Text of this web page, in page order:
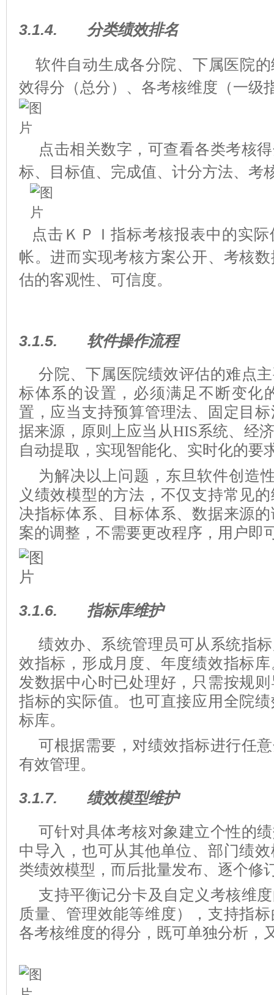
3.1.4. 分类绩效排名
软件自动生成各分院、下属医院
效得分（总分）、各考核维度（一级
点击相关数字，可查看各类考核
标、目标值、完成值、计分方法、考
点击ＫＰＩ指标考核报表中的实
帐。进而实现考核方案公开、考核
估的客观性、可信度。
3.1.5. 软件操作流程
分院、下属医院绩效评估的难点
标体系的设置，必须满足不断变化
置，应当支持预算管理法、固定目
据来源，原则上应当从HIS系统、经
自动提取，实现智能化、实时化的要
为解决以上问题，东旦软件创造
义绩效模型的方法，不仅支持常见
决指标体系、目标体系、数据来源
案的调整，不需要更改程序，用户即
3.1.6. 指标库维护
绩效办、系统管理员可从系统指
效指标，形成月度、年度绩效指标
发数据中心时已处理好，只需按规
指标的实际值。也可直接应用全院
标库。
可根据需要，对绩效指标进行任
有效管理。
3.1.7. 绩效模型维护
可针对具体考核对象建立个性的
中导入，也可从其他单位、部门绩
类绩效模型，而后批量发布、逐个修
支持平衡记分卡及自定义考核维
质量、管理效能等维度），支持指
各考核维度的得分，既可单独分析，